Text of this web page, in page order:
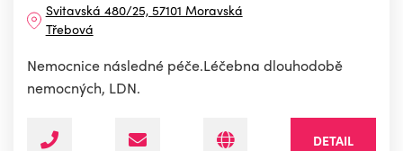
Svitavská 480/25, 57101 Moravská
Třebová
Nemocnice následné péče.Léčebna dlouhodobě
nemocných, LDN.
DETAIL